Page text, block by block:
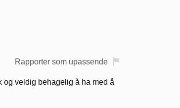
Rapporter som upassende
og veldig behagelig å ha med å